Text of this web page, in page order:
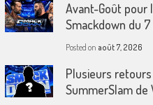
Avant-Goût pour
Smackdown du
Posted on août 7, 2026
Plusieurs
SummerSlam de